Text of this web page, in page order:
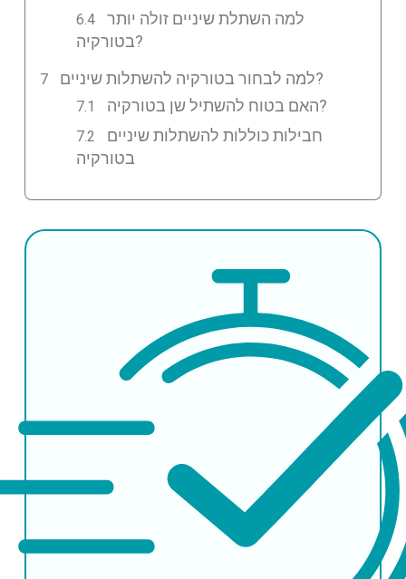
למה השתלת שיניים זולה יותר
בטורקיה?
למה לבחור בטורקיה להשתלות שיניים?
האם בטוח להשתיל שן בטורקיה?
חבילות כוללות להשתלות שיניים
בטורקיה